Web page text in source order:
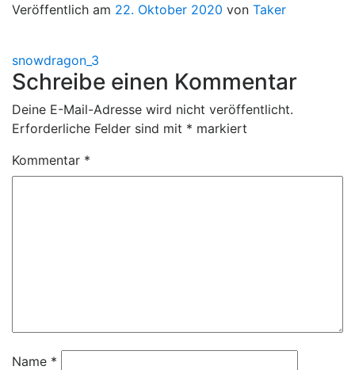
Veröffentlich am 22. Oktober 2020 von Taker
Beitragsnavigation
snowdragon_3
Schreibe einen Kommentar
Deine E-Mail-Adresse wird nicht veröffentlicht.
Erforderliche Felder sind mit * markiert
Kommentar *
Name *